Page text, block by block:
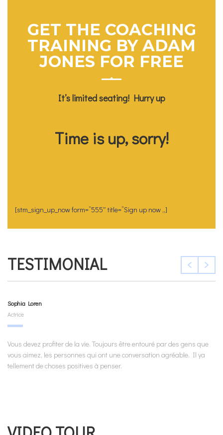
GET THE COACHING
TRAINING BY ADAM
JONES FOR FREE
It’s limited seating! Hurry up
Time is up, sorry!
[stm_sign_up_now form=”555″ title=”Sign up now „]
TESTIMONIAL
Sophia Loren
Actrice
Vous devez profiter de la vie. Toujours être entouré par des gens que
vous aimez, les personnes qui ont une conversation agréable. Il ya
tellement de choses positives à penser.